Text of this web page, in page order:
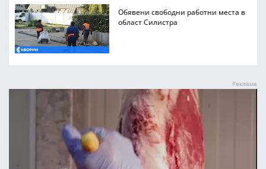
Обявени свободни работни места в
област Силистра